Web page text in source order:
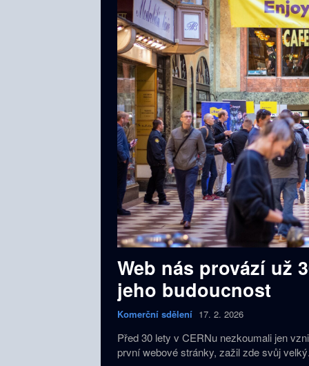
Web nás provází už
jeho budoucnost
Komerční sdělení 17. 2. 2026
Před 30 lety v CERNu nezkoumali jen
první webové stránky, zažil zde svůj